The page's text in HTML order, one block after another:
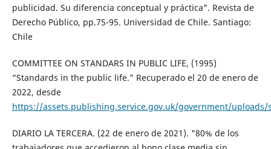
publicidad. Su diferencia conceptual y práctica". Revista de
Derecho Público, pp.75-95. Universidad de Chile. Santiago:
Chile
COMMITTEE ON STANDARS IN PUBLIC LIFE, (1995)
“Standards in the public life.” Recuperado el 20 de enero de
2022, desde
https://assets.publishing.service.gov.uk/government/
DIARIO LA TERCERA. (22 de enero de 2021). "80% de los